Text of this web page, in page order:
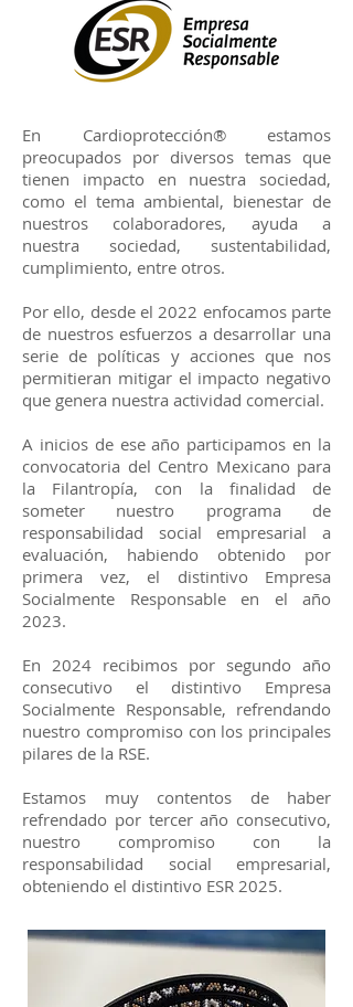
En Cardioprotección® estamos
preocupados por diversos temas que
tienen impacto en nuestra sociedad,
como el tema ambiental, bienestar de
nuestros colaboradores, ayuda a
nuestra sociedad, sustentabilidad,
cumplimiento, entre otros.
Por ello, desde el 2022 enfocamos parte
de nuestros esfuerzos a desarrollar una
serie de políticas y acciones que nos
permitieran mitigar el impacto negativo
que genera nuestra actividad comercial.
A inicios de ese año participamos en la
convocatoria del Centro Mexicano para
la Filantropía, con la finalidad de
someter nuestro programa de
responsabilidad social empresarial a
evaluación, habiendo obtenido por
primera vez, el distintivo Empresa
Socialmente Responsable en el año
2023.
En 2024 recibimos por segundo año
consecutivo el distintivo Empresa
Socialmente Responsable, refrendando
nuestro compromiso con los principales
pilares de la RSE.
Estamos muy contentos de haber
refrendado por tercer año consecutivo,
nuestro compromiso con la
responsabilidad social empresarial,
obteniendo el distintivo ESR 2025.